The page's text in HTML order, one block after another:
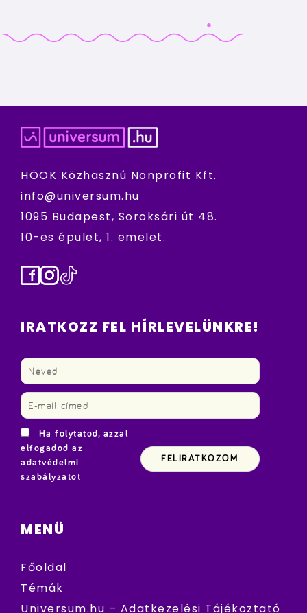
HÖOK Közhasznú Nonprofit Kft.
info@universum.hu
1095 Budapest, Soroksári út 48.
10-es épület, 1. emelet.
Facebook
Instagram
TikTok
IRATKOZZ FEL HÍRLEVELÜNKRE!
Ha folytatod, azzal
elfogadod az
adatvédelmi
szabályzatot
MENÜ
Főoldal
Témák
Universum.hu – Adatkezelési Tájékoztató